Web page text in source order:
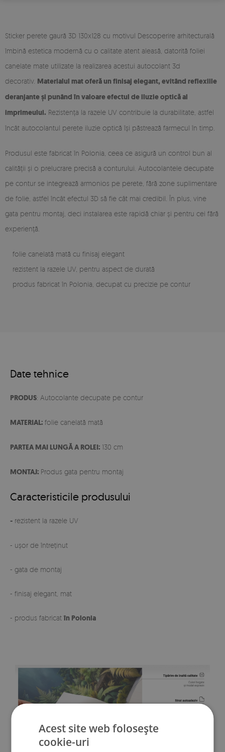
Sticker perete gaură 3D 130x128 cu motivul Descoperire arhitecturală
îmbină estetica modernă cu o calitate atent aleasă, datorită foliei
canelate mate utilizate la realizarea acestui autocolant 3d
decorativ. Materialul mat oferă un finisaj elegant, evitând reflexiile
deranjante și punând în valoare efectul de iluzie optică al
imprimeului. Rezistența la razele UV contribuie la durabilitate, astfel
încât autocolantul perete iluzie optică își păstrează farmecul în timp.
Produsul este fabricat în Polonia, ceea ce asigură un control bun al
calității și o prelucrare precisă a conturului. Autocolantele decupate
pe contur se integrează armonios pe perete, fără zone suplimentare
de folie, astfel încât efectul 3D să fie cât mai credibil. În plus, vine
gata pentru montaj, deci instalarea este rapidă chiar și pentru cei fără
experiență.
folie canelată mată cu finisaj elegant
rezistent la razele UV, pentru aspect de durată
produs fabricat în Polonia, decupat cu precizie pe contur
Date tehnice
PRODUS: Autocolante decupate pe contur
MATERIAL: folie canelată mată
PARTEA MAI LUNGĂ A ROLEI: 130 cm
MONTAJ: Produs gata pentru montaj
Caracteristicile produsului
- rezistent la razele UV
- ușor de întreținut
- gata de montaj
- finisaj elegant, mat
- produs fabricat în Polonia
Acest site web folosește
cookie-uri